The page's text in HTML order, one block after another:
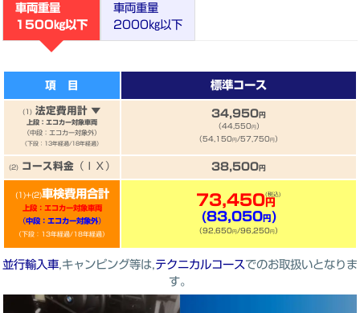
車両重量
1500㎏以下
車両重量
2000㎏以下
項 目 標準コース
(1) 法定費用計 ▼
上段：エコカー対象車両
（中段：エコカー対象外）
（下段：13年経過/18年経過）
34,950 円
（44,550円）
（54,150円 /57,750円 ）
(2) コース料金（ＩＸ） 38,500 円
(1)+(2)車検費用合計
上段：エコカー対象車両
（中段：エコカー対象外）
（下段：13年経過/18年経過）
73,450円
(税込)
(83,050円 )
（92,650円 /96,250円 ）
並行輸入車 ,キャンピング等は, テクニカルコース でのお取扱いとなりま
す。